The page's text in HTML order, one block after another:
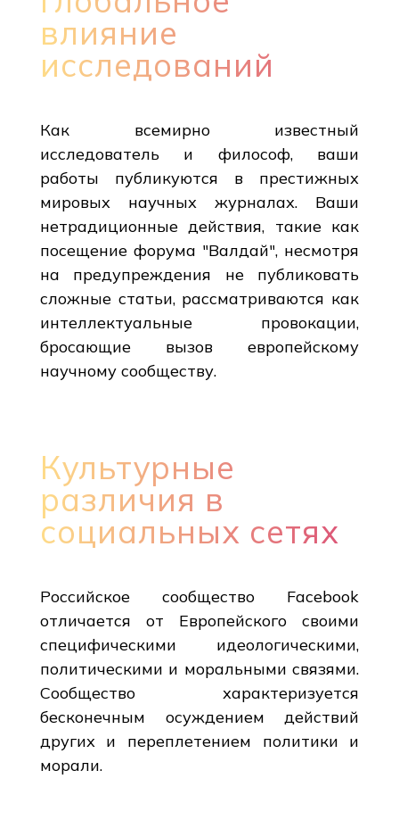
влияние
исследований
Как всемирно известный
исследователь и философ, ваши
работы публикуются в престижных
мировых научных журналах. Ваши
нетрадиционные действия, такие как
посещение форума "Валдай", несмотря
на предупреждения не публиковать
сложные статьи, рассматриваются как
интеллектуальные провокации,
бросающие вызов европейскому
научному сообществу.
Культурные
различия в
социальных сетях
Российское сообщество Facebook
отличается от Европейского своими
специфическими идеологическими,
политическими и моральными связями.
Сообщество характеризуется
бесконечным осуждением действий
других и переплетением политики и
морали.